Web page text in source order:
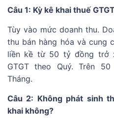
Câu 1: Kỳ kê khai thuế
Tùy vào mức doanh thu.
thu bán hàng hóa và cung
liền kề từ 50 tỷ đồng trở
GTGT theo Quý. Trên
Tháng.
Câu 2: Không phát sinh
khai không?